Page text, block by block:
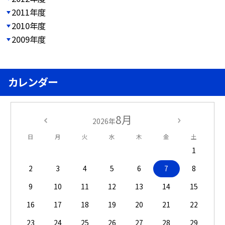
2011年度
2010年度
2009年度
カレンダー
2026年8月
日 月 火 水 木 金 土
1
2
3 4 5 6 7
8
9
10 11 12 13 14
15
16
17 18 19 20 21
22
23
24 25 26 27 28 29